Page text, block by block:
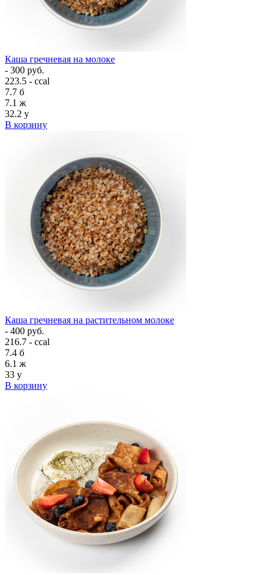
Каша гречневая на молоке
- 300 руб.
223.5 - ccal
7.7 б
7.1 ж
32.2 у
В корзину
Каша гречневая на растительном молоке
- 400 руб.
216.7 - ccal
7.4 б
6.1 ж
33 у
В корзину